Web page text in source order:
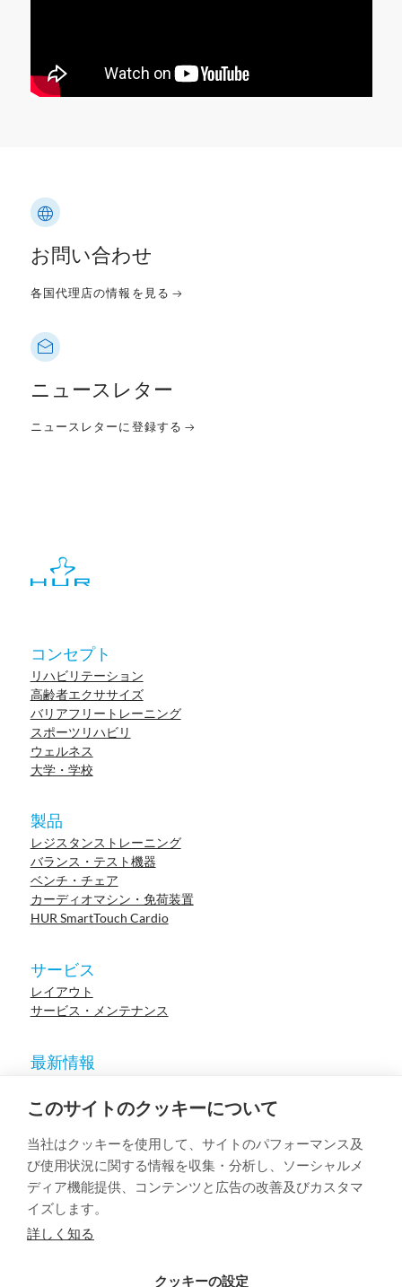
このサイトのクッキーについて
当社はクッキーを使用して、サイトのパフォーマンス及
び使用状況に関する情報を収集・分析し、ソーシャルメ
ディア機能提供、コンテンツと広告の改善及びカスタマ
イズします。
詳しく知る
クッキーの設定
お問い合わせ
各国代理店の情報を見る
ニュースレター
ニュースレターに登録する
コンセプト
リハビリテーション
高齢者エクササイズ
バリアフリートレーニング
スポーツリハビリ
ウェルネス
大学・学校
製品
レジスタンストレーニング
バランス・テスト機器
ベンチ・チェア
カーディオマシン・免荷装置
HUR SmartTouch Cardio
サービス
レイアウト
サービス・メンテナンス
最新情報
参考施設
イベント
ウェビナー
学術論文
© 2023 HUR. All right reserved.